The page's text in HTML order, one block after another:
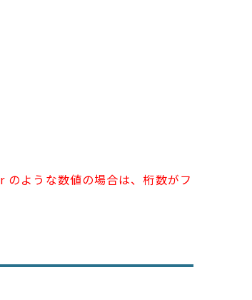
ような数値の場合は、桁数がフ